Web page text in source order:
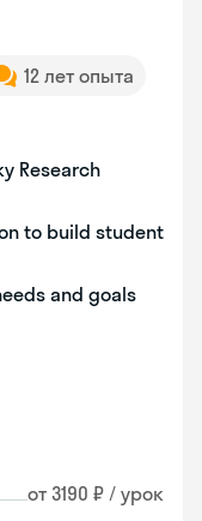
12 лет опыта
Research
to build student
and goals
от 3190 ₽ / урок